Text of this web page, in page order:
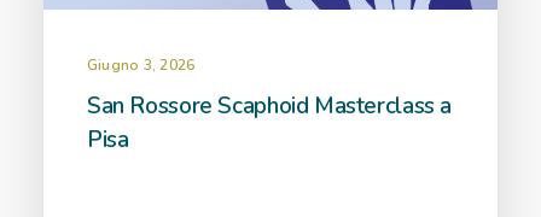
Giugno 3, 2026
San Rossore Scaphoid Masterclass a
Pisa